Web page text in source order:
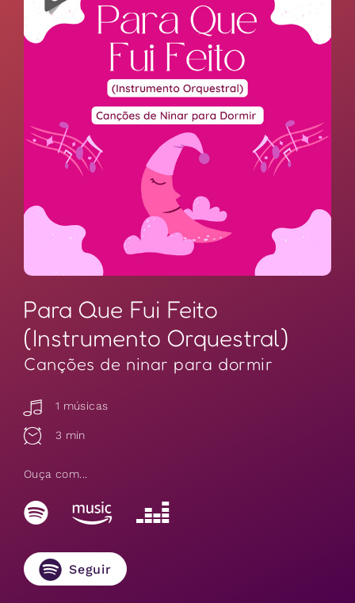
Para Que Fui Feito
(Instrumento Orquestral)
Canções de ninar para dormir
1 músicas
3 min
Ouça com...
Seguir